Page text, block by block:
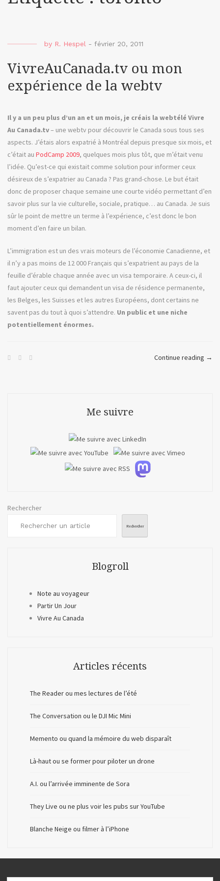
by R. Hespel - février 20, 2011
VivreAuCanada.tv ou mon
expérience de la webtv
Il y a un peu plus d’un an et un mois, je créais la webtélé Vivre
Au Canada.tv– une webtv pour découvrir le Canada sous tous ses
aspects. J’étais alors expatrié à Montréal depuis presque six mois, et
c’était au PodCamp 2009, quelques mois plus tôt, que m’était venu
l’idée. Qu’est-ce qui existait comme solution pour informer ceux
désireux de s’expatrier au Canada ? Pas grand-chose. Le but était
donc de proposer chaque semaine une courte vidéo permettant d’en
savoir plus sur la vie culturelle, sociale, pratique… au Canada. Je suis
sûr le point de mettre un terme à l’expérience, c’est donc le bon
moment d’en faire un bilan.
L’immigration est un des vrais moteurs de l’économie Canadienne, et
il n’y a pas moins de 12 000 Français qui s’expatrient au pays de la
feuille d’érable chaque année avec un visa temporaire. A ceux-ci, il
faut ajouter ceux qui demandent un visa de résidence permanente,
les Belges, les Suisses et les autres Européens, dont certains ne
savent pas du tout à quoi s’attendre. Un public et une niche
potentiellement énormes.
Continue reading «
→
Me suivre
Rechercher
Rechercher
Blogroll
Note au voyageur
Partir Un Jour
Vivre Au Canada
Articles récents
The Reader ou mes lectures de l’été
The Conversation ou le DJI Mic Mini
Memento ou quand la mémoire du web disparaît
Là-haut ou se former pour piloter un drone
A.I. ou l’arrivée imminente de Sora
They Live ou ne plus voir les pubs sur YouTube
Blanche Neige ou filmer à l’iPhone